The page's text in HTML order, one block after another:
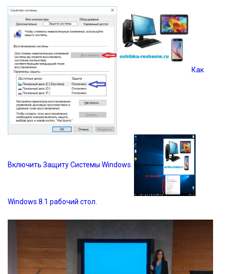
Как
Включить Защиту Системы Windows.
Windows 8.1 рабочий стол.